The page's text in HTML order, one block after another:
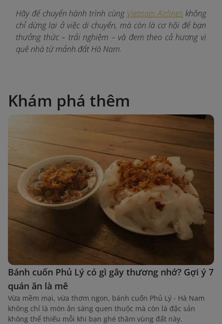
Hãy để chuyến hành trình cùng Vietnam Airlines không
chỉ dừng lại ở việc di chuyển, mà còn là cơ hội để bạn
thưởng thức – trải nghiệm – và đem theo cả hương vị
quê nhà từ mảnh đất Hà Nam.
Khám phá thêm
Bánh cuốn Phủ Lý có gì gây thương nhớ? Gợi ý 7
quán ăn là mê
Vừa mềm mại, vừa thơm ngon, bánh cuốn Phủ Lý - Hà Nam
không chỉ là món ăn sáng quen thuộc mà còn là đặc sản
không thể thiếu mỗi khi bạn ghé thăm vùng đất này.